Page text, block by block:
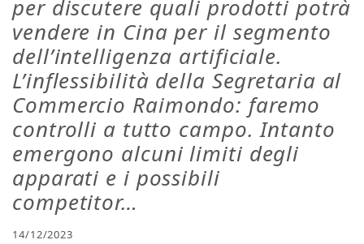
per discutere quali prodotti potrà
vendere in Cina per il segmento
dell’intelligenza artificiale.
L’inflessibilità della Segretaria al
Commercio Raimondo: faremo
controlli a tutto campo. Intanto
emergono alcuni limiti degli
apparati e i possibili
competitor…
14/12/2023